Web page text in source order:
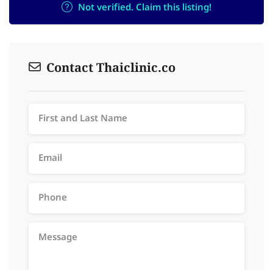
Not verified. Claim this listing!
Contact Thaiclinic.co